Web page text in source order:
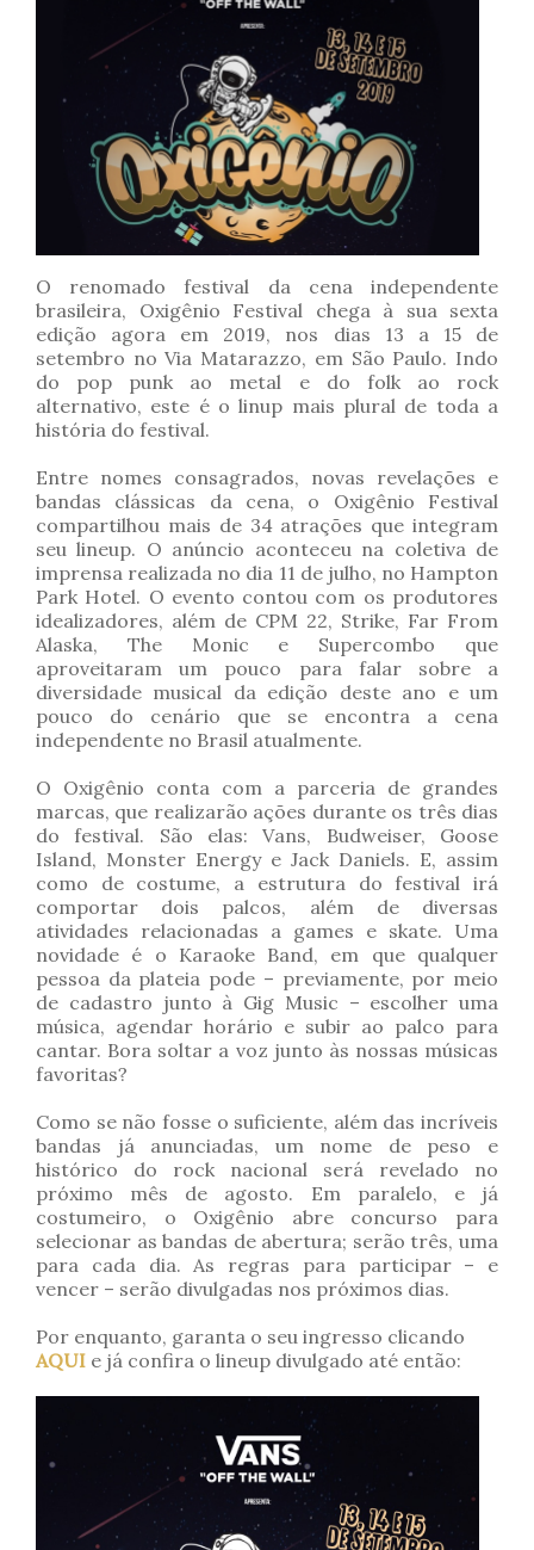
O renomado festival da cena independente
brasileira, Oxigênio Festival chega à sua sexta
edição agora em 2019, nos dias 13 a 15 de
setembro no Via Matarazzo, em São Paulo. Indo
do pop punk ao metal e do folk ao rock
alternativo, este é o linup mais plural de toda a
história do festival.
Entre nomes consagrados, novas revelações e
bandas clássicas da cena, o Oxigênio Festival
compartilhou mais de 34 atrações que integram
seu lineup. O anúncio aconteceu na coletiva de
imprensa realizada no dia 11 de julho, no Hampton
Park Hotel. O evento contou com os produtores
idealizadores, além de CPM 22, Strike, Far From
Alaska, The Monic e Supercombo que
aproveitaram um pouco para falar sobre a
diversidade musical da edição deste ano e um
pouco do cenário que se encontra a cena
independente no Brasil atualmente.
O Oxigênio conta com a parceria de grandes
marcas, que realizarão ações durante os três dias
do festival. São elas: Vans, Budweiser, Goose
Island, Monster Energy e Jack Daniels. E, assim
como de costume, a estrutura do festival irá
comportar dois palcos, além de diversas
atividades relacionadas a games e skate. Uma
novidade é o Karaoke Band, em que qualquer
pessoa da plateia pode – previamente, por meio
de cadastro junto à Gig Music – escolher uma
música, agendar horário e subir ao palco para
cantar. Bora soltar a voz junto às nossas músicas
favoritas?
Como se não fosse o suficiente, além das incríveis
bandas já anunciadas, um nome de peso e
histórico do rock nacional será revelado no
próximo mês de agosto. Em paralelo, e já
costumeiro, o Oxigênio abre concurso para
selecionar as bandas de abertura; serão três, uma
para cada dia. As regras para participar – e
vencer – serão divulgadas nos próximos dias.
Por enquanto, garanta o seu ingresso clicando
AQUI e já confira o lineup divulgado até então: